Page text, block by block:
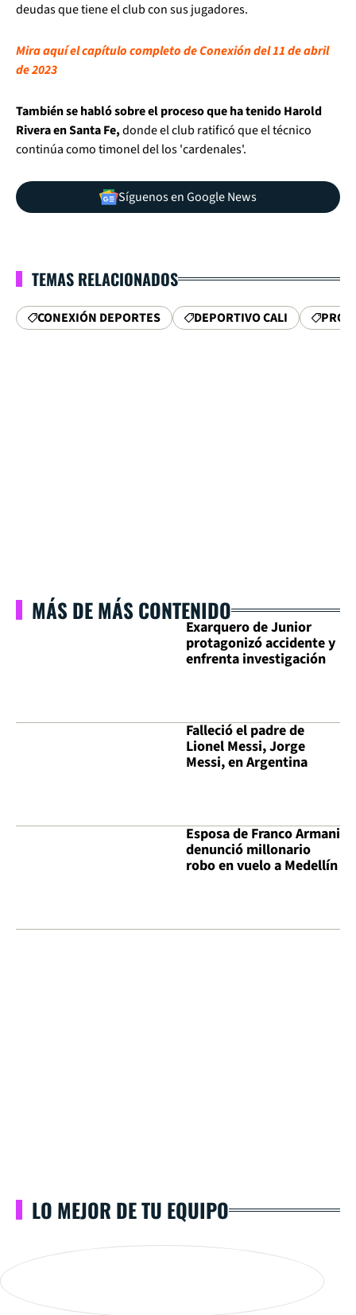
deudas que tiene el club con sus jugadores.
Mira aquí el capítulo completo de Conexión del 11 de abril
de 2023
También se habló sobre el proceso que ha tenido Harold
Rivera en Santa Fe,donde el club ratificó que el técnico
continúa como timonel del los 'cardenales'.
Síguenos en Google News
TEMAS RELACIONADOS
CONEXIÓN DEPORTES DEPORTIVO CALI
MÁS DE MÁS CONTENIDO
Exarquero de Junior
protagonizó accidente y
enfrenta investigación
Falleció el padre de
Lionel Messi, Jorge
Messi, en Argentina
Esposa de Franco Armani
denunció millonario
robo en vuelo a Medellín
LO MEJOR DE TU EQUIPO